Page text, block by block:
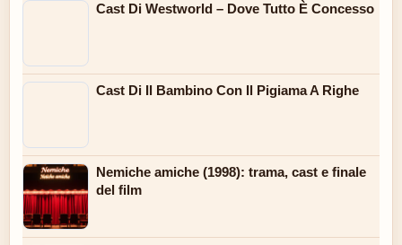
Cast Di Westworld – Dove Tutto È Concesso
Cast Di Il Bambino Con Il Pigiama A Righe
Nemiche amiche (1998): trama, cast e finale
del film